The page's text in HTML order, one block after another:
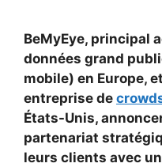
BeMyEye, principal
données grand
mobile) en Europe,
entreprise de
États-Unis,
partenariat
leurs clients avec